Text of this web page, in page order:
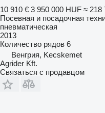
10 910 € 3 950 000 HUF ≈ 218
Посевная и посадочная
пневматическая
2013
Количество рядов 6
Венгрия, Kecskemet
Agrider Kft.
Связаться с продавцом